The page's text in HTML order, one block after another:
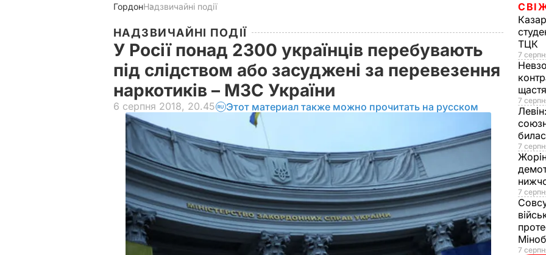
ГордонНадзвичайні події
НАДЗВИЧАЙНІ ПОДІЇ
У Росії понад 2300 українців перебувають
під слідством або засуджені за перевезення
наркотиків – МЗС України
6 серпня 2018, 20.45 Этот материал также можно прочитать на русском
ТЦК
7
щастя
7
Левін:
7
7
7